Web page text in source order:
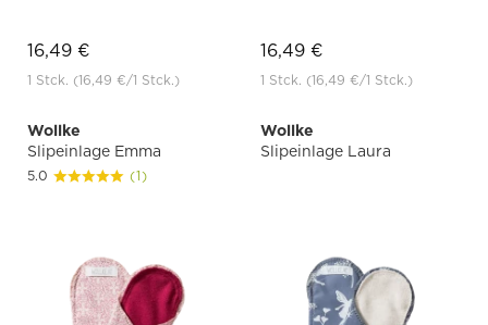
16,49 €
1 Stck. (16,49 €/1 Stck.)
16,49 €
1 Stck. (16,49 €/1 Stck.)
Wollke
Slipeinlage Emma
5.0 (1)
Wollke
Slipeinlage Laura